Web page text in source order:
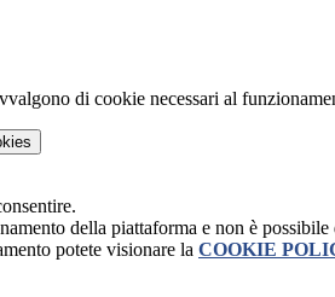
di cookie necessari al
della piattaforma e non è
potete visionare la COOKIE